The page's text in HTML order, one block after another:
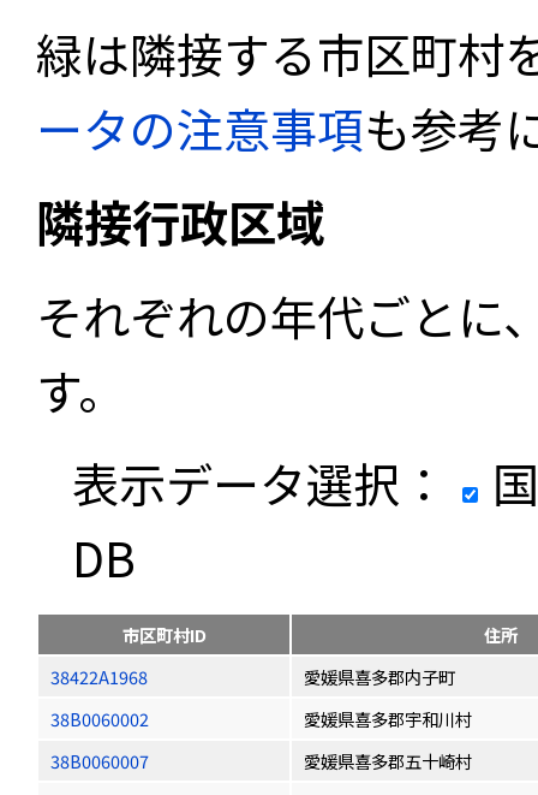
緑は隣接する市区町村
ータの注意事項も参考
隣接行政区域
それぞれの年代ごとに
す。
表示データ選択：
DB
市区町村ID
住所
38422A1968
愛媛県喜多郡内子町
38B0060002
愛媛県喜多郡宇和川村
38B0060007
愛媛県喜多郡五十崎村